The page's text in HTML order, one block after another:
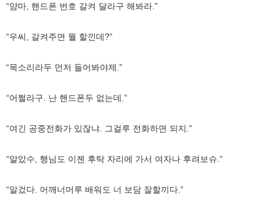
“얌마, 핸드폰 번호 갈켜 달라구 해봐라.”
“우씨, 갈켜주면 뭘 할낀데?”
“목소리라두 먼저 들어봐야제.”
“어쩔라구. 난 핸드폰두 없는데.”
“여긴 공중전화가 있잖냐. 그걸루 전화하면 되지.”
“알았수, 행님도 이젠 후탁 자리에 가서 여자나 후려보슈.”
“알겄다. 어깨너머루 배워도 너 보담 잘할끼다.”